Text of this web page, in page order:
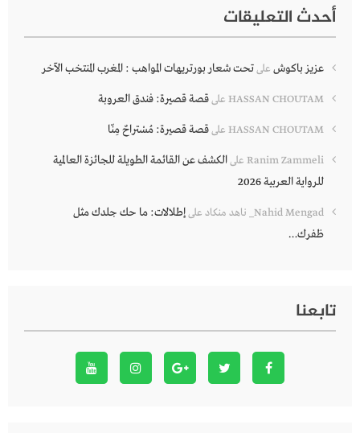
أحدث التعليقات
عزيز باكوش علىتحت شعار بورتريهات المواهب : المغرب المنتخب الآخر
HASSAN CHOUTAM علىقصة قصيرة: فندق العروبة
HASSAN CHOUTAM علىقصة قصيرة: مُسْتراحٌ مِنّا
Ranim Zammeli علىالكشف عن القائمة الطويلة للجائزة العالمية
للرواية العربية 2026
Nahid Mengad_ ناهد منكاد علىإطلالات: ما حك جلدك مثل
ظفرك…
تابعنا